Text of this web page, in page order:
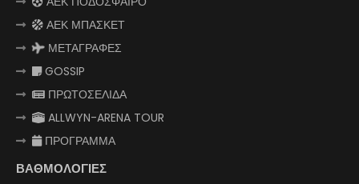
ΑΕΚ ΜΠΑΣΚΕΤ
ΜΕΤΑΓΡΑΦΕΣ
GOSSIP
ΠΡΩΤΟΣΕΛΙΔΑ
ALLWYN-ARENA TOUR
ΠΡΟΓΡΑΜΜΑ
ΒΑΘΜΟΛΟΓΙΕΣ